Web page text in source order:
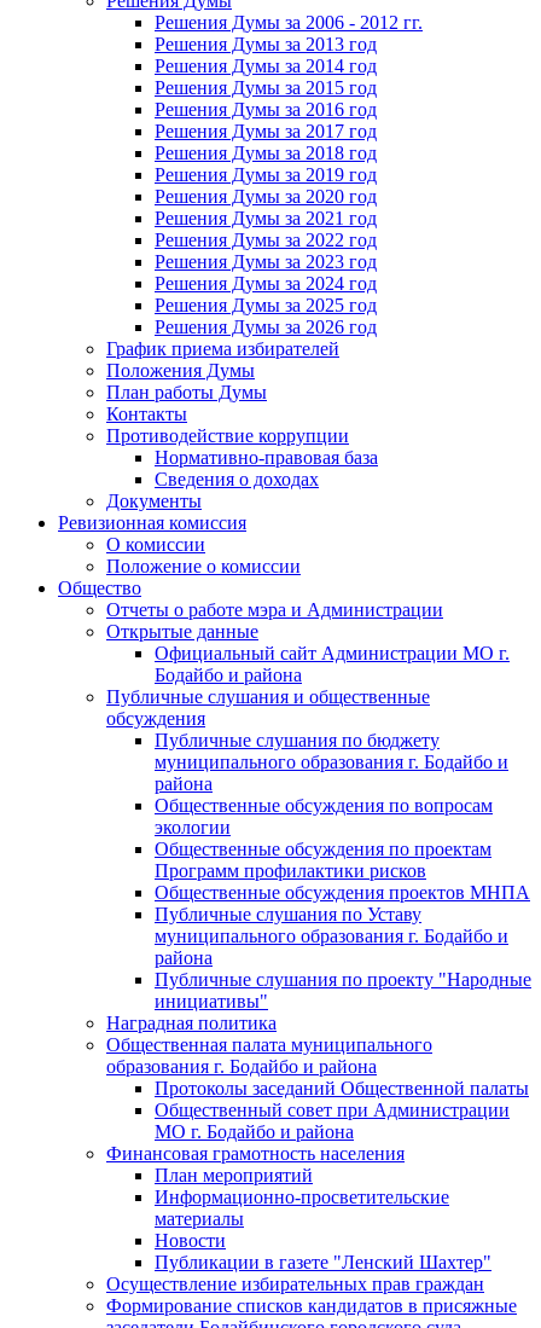
Решения Думы за 2006 - 2012 гг.
Решения Думы за 2013 год
Решения Думы за 2014 год
Решения Думы за 2015 год
Решения Думы за 2016 год
Решения Думы за 2017 год
Решения Думы за 2018 год
Решения Думы за 2019 год
Решения Думы за 2020 год
Решения Думы за 2021 год
Решения Думы за 2022 год
Решения Думы за 2023 год
Решения Думы за 2024 год
Решения Думы за 2025 год
Решения Думы за 2026 год
График приема избирателей
Положения Думы
План работы Думы
Контакты
Противодействие коррупции
Нормативно-правовая база
Сведения о доходах
Документы
Ревизионная комиссия
О комиссии
Положение о комиссии
Общество
Отчеты о работе мэра и Администрации
Открытые данные
Официальный сайт Администрации МО г.
Бодайбо и района
Публичные слушания и общественные
обсуждения
Публичные слушания по бюджету
муниципального образования г. Бодайбо и
района
Общественные обсуждения по вопросам
экологии
Общественные обсуждения по проектам
Программ профилактики рисков
Общественные обсуждения проектов МНПА
Публичные слушания по Уставу
муниципального образования г. Бодайбо и
района
Публичные слушания по проекту "Народные
инициативы"
Наградная политика
Общественная палата муниципального
образования г. Бодайбо и района
Протоколы заседаний Общественной палаты
Общественный совет при Администрации
МО г. Бодайбо и района
Финансовая грамотность населения
План мероприятий
Информационно-просветительские
материалы
Новости
Публикации в газете "Ленский Шахтер"
Осуществление избирательных прав граждан
Формирование списков кандидатов в присяжные